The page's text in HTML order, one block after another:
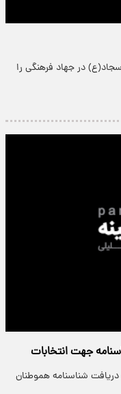
در جهاد فرهنگی را
جهت انتخابات
شناسنامه هموطنان